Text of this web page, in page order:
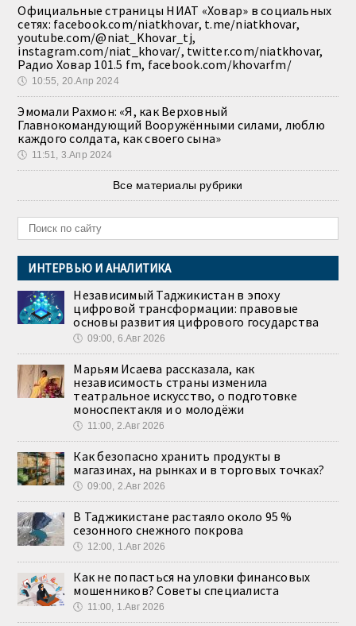
Официальные страницы НИАТ «Ховар» в социальных
сетях: facebook.com/niatkhovar, t.me/niatkhovar,
youtube.com/@niat_Khovar_tj,
instagram.com/niat_khovar/, twitter.com/niatkhovar,
Радио Ховар 101.5 fm, facebook.com/khovarfm/
🕔 10:55, 20.Апр 2024
Эмомали Рахмон: «Я, как Верховный
Главнокомандующий Вооружёнными силами, люблю
каждого солдата, как своего сына»
🕔 11:51, 3.Апр 2024
Все материалы рубрики
ИНТЕРВЬЮ И АНАЛИТИКА
Независимый Таджикистан в эпоху
цифровой трансформации: правовые
основы развития цифрового государства
🕔 09:00, 6.Авг 2026
Марьям Исаева рассказала, как
независимость страны изменила
театральное искусство, о подготовке
моноспектакля и о молодёжи
🕔 11:00, 2.Авг 2026
Как безопасно хранить продукты в
магазинах, на рынках и в торговых точках?
🕔 09:00, 2.Авг 2026
В Таджикистане растаяло около 95 %
сезонного снежного покрова
🕔 12:00, 1.Авг 2026
Как не попасться на уловки финансовых
мошенников? Советы специалиста
🕔 11:00, 1.Авг 2026